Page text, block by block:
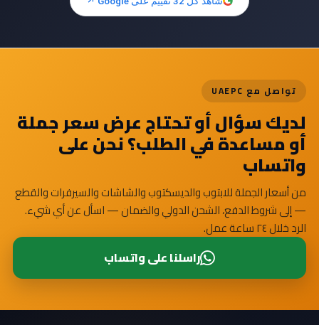
تواصل مع UAEPC
لديك سؤال أو تحتاج عرض سعر جملة
أو مساعدة في الطلب؟ نحن على
واتساب
من أسعار الجملة للابتوب والديسكتوب والشاشات والسيرفرات والقطع
— إلى شروط الدفع، الشحن الدولي والضمان — اسأل عن أي شيء.
الرد خلال ٢٤ ساعة عمل.
راسلنا على واتساب